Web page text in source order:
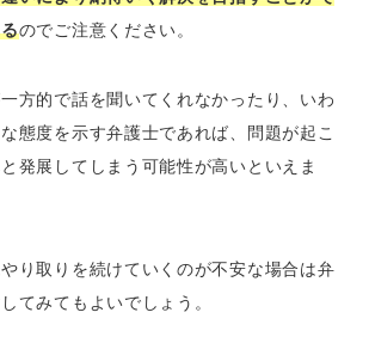
のでご注意ください。
方的で話を聞いてくれなかったり、いわ
態度を示す弁護士であれば、問題が起こ
発展してしまう可能性が高いといえま
り取りを続けていくのが不安な場合は弁
てみてもよいでしょう。